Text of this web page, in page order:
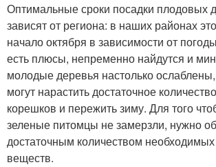
Оптимальные сроки посадки плодовых
зависят от региона: в наших районах
начало октября в зависимости от
есть плюсы, непременно найдутся и
молодые деревья настолько
могут нарастить достаточное
корешков и пережить зиму. Для того
зеленые питомцы не замерзли, нужно
достаточным количеством
веществ.